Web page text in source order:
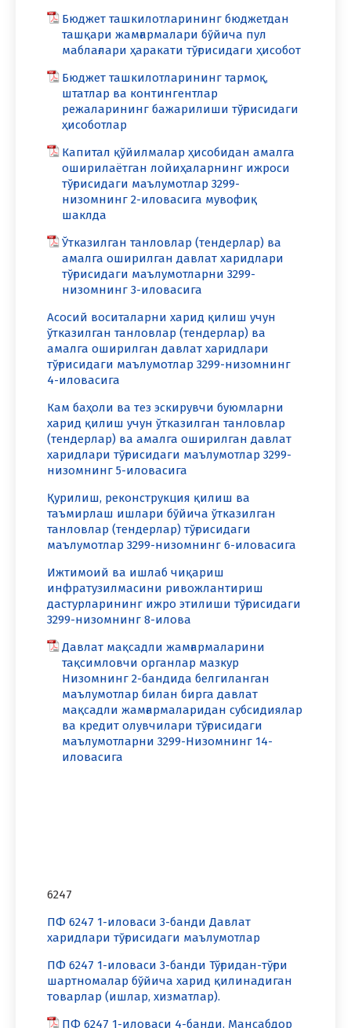
Бюджет ташкилотларининг бюджетдан
ташқари жамғармалари бўйича пул
маблағлари ҳаракати тўғрисидаги ҳисобот
Бюджет ташкилотларининг тармоқ,
штатлар ва контингентлар
режаларининг бажарилиши тўғрисидаги
ҳисоботлар
Капитал қўйилмалар ҳисобидан амалга
оширилаётган лойиҳаларнинг ижроси
тўғрисидаги маълумотлар 3299-
низомнинг 2-иловасига мувофиқ
шаклда
Ўтказилган танловлар (тендерлар) ва
амалга оширилган давлат харидлари
тўғрисидаги маълумотларни 3299-
низомнинг 3-иловасига
Асосий воситаларни харид қилиш учун
ўтказилган танловлар (тендерлар) ва
амалга оширилган давлат харидлари
тўғрисидаги маълумотлар 3299-низомнинг
4-иловасига
Кам баҳоли ва тез эскирувчи буюмларни
харид қилиш учун ўтказилган танловлар
(тендерлар) ва амалга оширилган давлат
харидлари тўғрисидаги маълумотлар 3299-
низомнинг 5-иловасига
Қурилиш, реконструкция қилиш ва
таъмирлаш ишлари бўйича ўтказилган
танловлар (тендерлар) тўғрисидаги
маълумотлар 3299-низомнинг 6-иловасига
Ижтимоий ва ишлаб чиқариш
инфратузилмасини ривожлантириш
дастурларининг ижро этилиши тўғрисидаги
3299-низомнинг 8-илова
Давлат мақсадли жамғармаларини
тақсимловчи органлар мазкур
Низомнинг 2-бандида белгиланган
маълумотлар билан бирга давлат
мақсадли жамғармаларидан субсидиялар
ва кредит олувчилари тўғрисидаги
маълумотларни 3299-Низомнинг 14-
иловасига
6247
ПФ 6247 1-иловаси 3-банди Давлат
харидлари тўғрисидаги маълумотлар
ПФ 6247 1-иловаси 3-банди Тўғридан-тўғри
шартномалар бўйича харид қилинадиган
товарлар (ишлар, хизматлар).
ПФ 6247 1-иловаси 4-банди. Мансабдор